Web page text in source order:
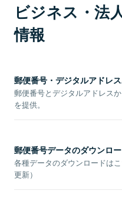
ビジネス・法
情報
郵便番号・デジタルアドレ
郵便番号とデジタルアドレス
を提供。
郵便番号データのダウンロ
各種データのダウンロードは
更新）